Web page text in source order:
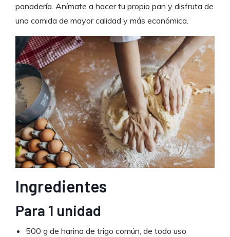
panadería. Anímate a hacer tu propio pan y disfruta de
una comida de mayor calidad y más económica.
Ingredientes
Para 1 unidad
500 g de harina de trigo común, de todo uso